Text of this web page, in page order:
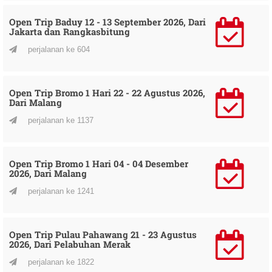
Open Trip Baduy 12 - 13 September 2026, Dari
Jakarta dan Rangkasbitung
perjalanan ke 604
Open Trip Bromo 1 Hari 22 - 22 Agustus 2026,
Dari Malang
perjalanan ke 1137
Open Trip Bromo 1 Hari 04 - 04 Desember
2026, Dari Malang
perjalanan ke 1241
Open Trip Pulau Pahawang 21 - 23 Agustus
2026, Dari Pelabuhan Merak
perjalanan ke 1822